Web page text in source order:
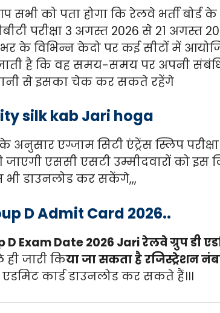
को पता होगा कि रेलवे भर्ती बोर्ड
परीक्षा 3 अगस्त 2026 से 21 अगस्त
भर के विभिन्न केदो पर कई सीटों में
है कि वह समय-समय पर अपनी
से इसका चेक कर सकते रहेंगे
silk kab Jari hoga
एग्जाम सिटी एंट्रेंस स्लिप
जाएगी एससी एसटी उम्मीदवारों को
भी डाउनलोड कर सकेंगे,,,
D Admit Card 2026..
D Exam Date 2026 Jari रेलवे ग्रुप डी
ही जारी किया जा सकता है रजिस्ट्रेशन
एडमिट कार्ड डाउनलोड कर सकते हैं।।।